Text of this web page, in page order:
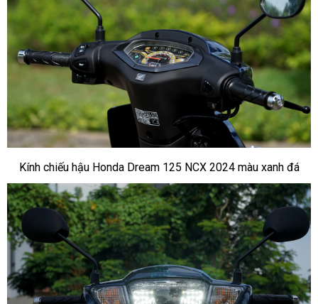
Kính chiếu hậu Honda Dream 125 NCX 2024 màu xanh đá